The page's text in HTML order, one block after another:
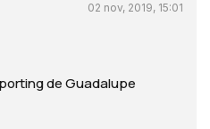
02 nov, 2019, 15:01
de Guadalupe